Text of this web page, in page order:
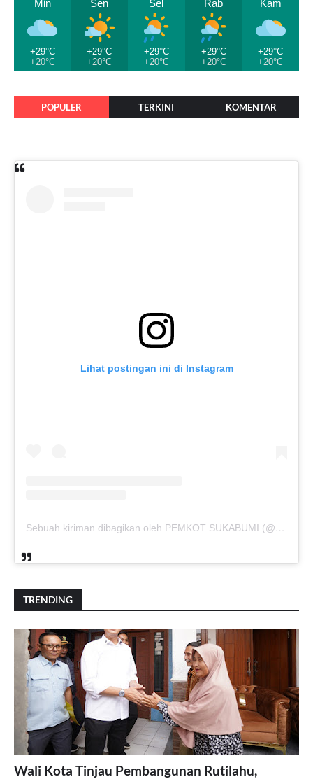
Min
+29°C
+20°C
Sen
+29°C
+20°C
Sel
+29°C
+20°C
Rab
+29°C
+20°C
Kam
+29°C
+20°C
POPULER TERKINI KOMENTAR
Lihat postingan ini di Instagram
Sebuah kiriman dibagikan oleh PEMKOT SUKABUMI (@pemkotsukabumi_)
TRENDING
Wali Kota Tinjau Pembangunan Rutilahu,